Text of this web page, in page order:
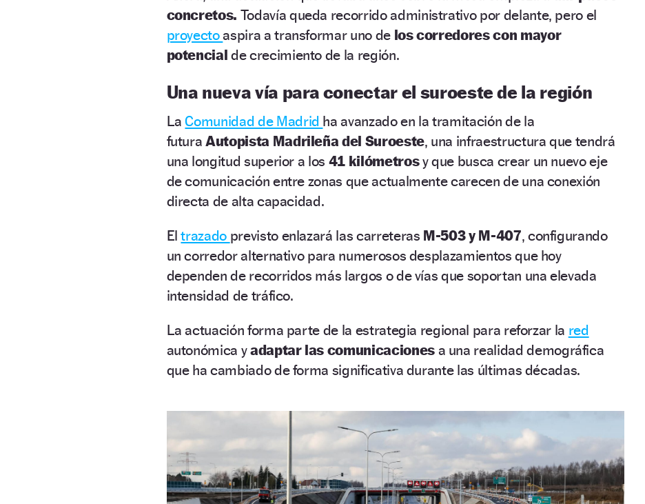
concretos. Todavía queda recorrido administrativo por delante, pero el
proyectoaspira a transformar uno de los corredores con mayor
potencialde crecimiento de la región.
Una nueva vía para conectar el suroeste de la región
LaComunidad de Madrid ha avanzado en la tramitación de la
futuraAutopista Madrileña del Suroeste, una infraestructura que tendrá
una longitud superior a los 41 kilómetrosy que busca crear un nuevo eje
de comunicación entre zonas que actualmente carecen de una conexión
directa de alta capacidad.
Eltrazado previsto enlazará las carreteras M-503 y M-407, configurando
un corredor alternativo para numerosos desplazamientos que hoy
dependen de recorridos más largos o de vías que soportan una elevada
intensidad de tráfico.
La actuación forma parte de la estrategia regional para reforzar la red
autonómica yadaptar las comunicaciones a una realidad demográfica
que ha cambiado de forma significativa durante las últimas décadas.